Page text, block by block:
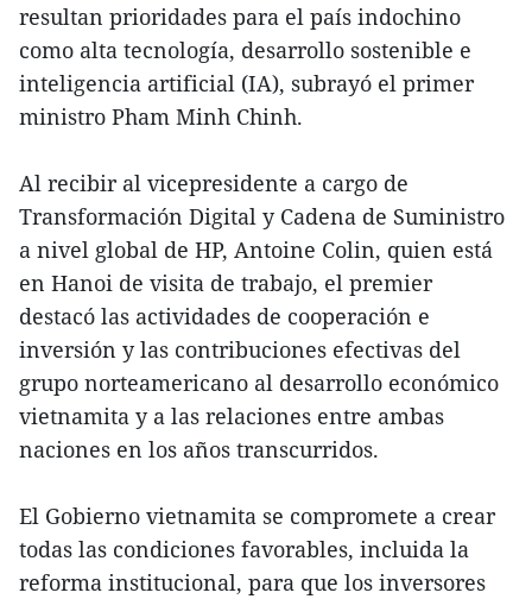
resultan prioridades para el país indochino
como alta tecnología, desarrollo sostenible e
inteligencia artificial (IA), subrayó el primer
ministro Pham Minh Chinh.
Al recibir al vicepresidente a cargo de
Transformación Digital y Cadena de Suministro
a nivel global de HP, Antoine Colin, quien está
en Hanoi de visita de trabajo, el premier
destacó las actividades de cooperación e
inversión y las contribuciones efectivas del
grupo norteamericano al desarrollo económico
vietnamita y a las relaciones entre ambas
naciones en los años transcurridos.
El Gobierno vietnamita se compromete a crear
todas las condiciones favorables, incluida la
reforma institucional, para que los inversores